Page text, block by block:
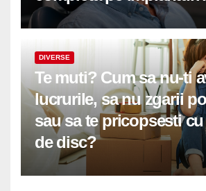
DIVERSE
Te muti? Cum sa nu-ti
lucrurile, sa nu zgarii
sau sa te pricopsesti
de disc?